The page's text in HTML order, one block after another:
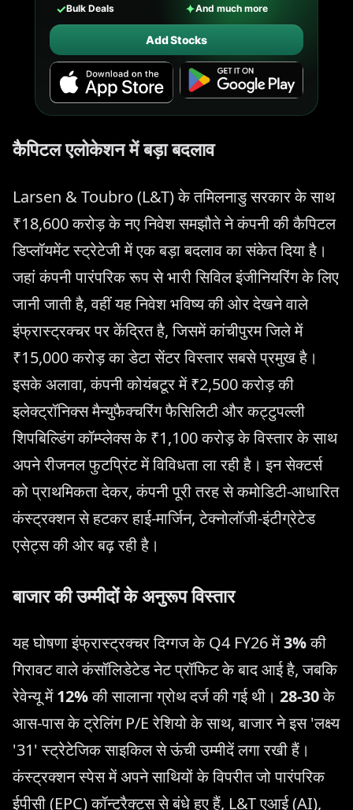
✓Bulk Deals ✦And much more
Add Stocks
कैपिटल एलोकेशन में बड़ा बदलाव
Larsen & Toubro (L&T) के तमिलनाडु सरकार के साथ
₹18,600 करोड़ के नए निवेश समझौते ने कंपनी की कैपिटल
डिप्लॉयमेंट स्ट्रेटेजी में एक बड़ा बदलाव का संकेत दिया है।
जहां कंपनी पारंपरिक रूप से भारी सिविल इंजीनियरिंग के लिए
जानी जाती है, वहीं यह निवेश भविष्य की ओर देखने वाले
इंफ्रास्ट्रक्चर पर केंद्रित है, जिसमें कांचीपुरम जिले में
₹15,000 करोड़ का डेटा सेंटर विस्तार सबसे प्रमुख है।
इसके अलावा, कंपनी कोयंबटूर में ₹2,500 करोड़ की
इलेक्ट्रॉनिक्स मैन्युफैक्चरिंग फैसिलिटी और कट्टुपल्ली
शिपबिल्डिंग कॉम्प्लेक्स के ₹1,100 करोड़ के विस्तार के साथ
अपने रीजनल फुटप्रिंट में विविधता ला रही है। इन सेक्टर्स
को प्राथमिकता देकर, कंपनी पूरी तरह से कमोडिटी-आधारित
कंस्ट्रक्शन से हटकर हाई-मार्जिन, टेक्नोलॉजी-इंटीग्रेटेड
एसेट्स की ओर बढ़ रही है।
बाजार की उम्मीदों के अनुरूप विस्तार
यह घोषणा इंफ्रास्ट्रक्चर दिग्गज के Q4 FY26 में3%की
गिरावट वाले कंसॉलिडेटेड नेट प्रॉफिट के बाद आई है, जबकि
रेवेन्यू में12%की सालाना ग्रोथ दर्ज की गई थी। 28-30के
आस-पास के ट्रेलिंग P/E रेशियो के साथ, बाजार ने इस 'लक्ष्य
'31' स्ट्रेटेजिक साइकिल से ऊंची उम्मीदें लगा रखी हैं।
कंस्ट्रक्शन स्पेस में अपने साथियों के विपरीत जो पारंपरिक
ईपीसी (EPC) कॉन्ट्रैक्ट्स से बंधे हुए हैं, L&T एआई (AI),